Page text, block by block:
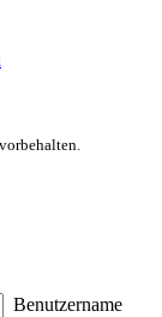
Benutzername